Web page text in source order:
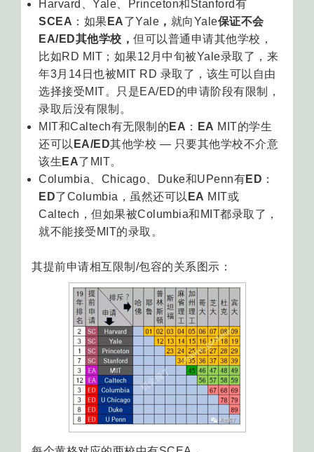
Harvard、Yale、Princeton和Stanford有
SCEA ：如果 EA了Yale ， 就向Yale保证不会
EA/ED其他学校，但可以普通申请其他学校，
比如RD MIT；如果12月中旬被Yale录取了，来
年3月14日也被MIT RD 录取了，该生可以自由
选择接受MIT。只是EA/ED的申请阶段有限制，
录取后没有限制。
MIT和Caltech有无限制的 EA ： EA MIT的学生
还可以 EA/ED其他学校 — 只要其他学校不介意
该生 EA了MIT。
Columbia、Chicago、Duke和UPenn有ED ：
ED了Columbia，虽然还可以 EA MIT或
Caltech，但如果被Columbia和MIT都录取了，
就不能接受MIT的录取。
其提前申请相互限制/包容的关系图示：